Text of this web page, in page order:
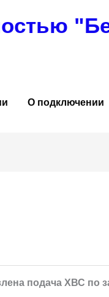
О подключении
подача ХВС по